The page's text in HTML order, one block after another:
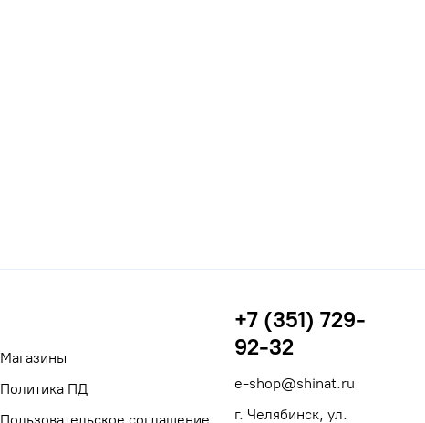
Магазины
Политика ПД
+7 (351) 729-
92-32
e-shop@shinat.ru
г. Челябинск, ул.